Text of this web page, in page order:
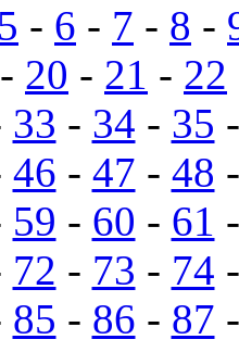
5 - 6 - 7 - 8 -
- 20 - 21 - 22
33 - 34 - 35
46 - 47 - 48
59 - 60 - 61
72 - 73 - 74
85 - 86 - 87